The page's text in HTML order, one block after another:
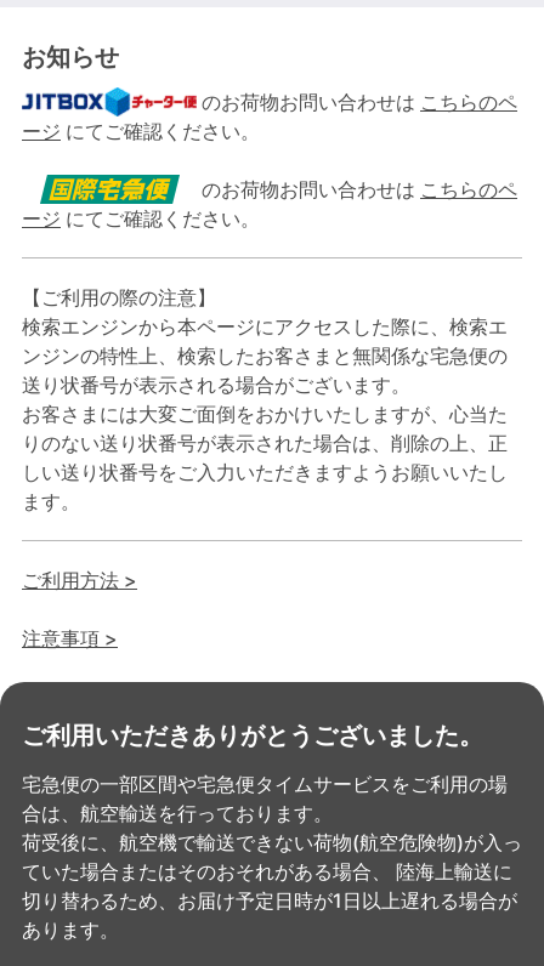
お知らせ
のお荷物お問い合わせは こちらのペ
ージ にてご確認ください。
のお荷物お問い合わせは こちらのペ
ージ にてご確認ください。
【ご利用の際の注意】
検索エンジンから本ページにアクセスした際に、検索エ
ンジンの特性上、検索したお客さまと無関係な宅急便の
送り状番号が表示される場合がございます。
お客さまには大変ご面倒をおかけいたしますが、心当た
りのない送り状番号が表示された場合は、削除の上、正
しい送り状番号をご入力いただきますようお願いいたし
ます。
ご利用方法 >
注意事項 >
ご利用いただきありがとうございました。
宅急便の一部区間や宅急便タイムサービスをご利用の場
合は、航空輸送を行っております。
荷受後に、航空機で輸送できない荷物(航空危険物)が入っ
ていた場合またはそのおそれがある場合、
陸海上輸送に
切り替わるため、お届け予定日時が1日以上遅れる場合が
あります。